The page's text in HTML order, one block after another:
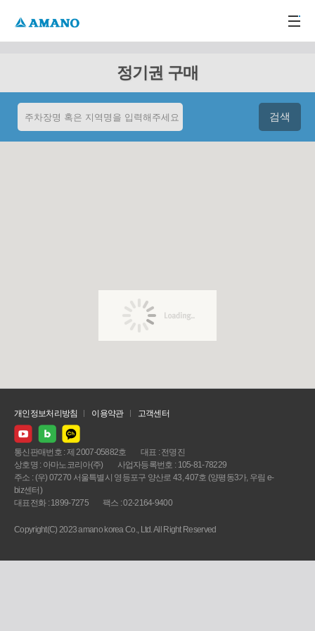
정기권 구매
개인정보처리방침 이용약관 고객센터
통신판매번호 : 제 2007-05882호
대표 : 전명진
상호명 : 아마노코리아(주)
사업자등록번호 : 105-81-78229
주소 : (우) 07270 서울특별시 영등포구 양산로 43, 407호 (양평동3가, 우림 e-
biz센터)
대표전화 : 1899-7275
팩스 : 02-2164-9400
Copyright(C) 2023 amano korea Co., Ltd. All Right Reserved